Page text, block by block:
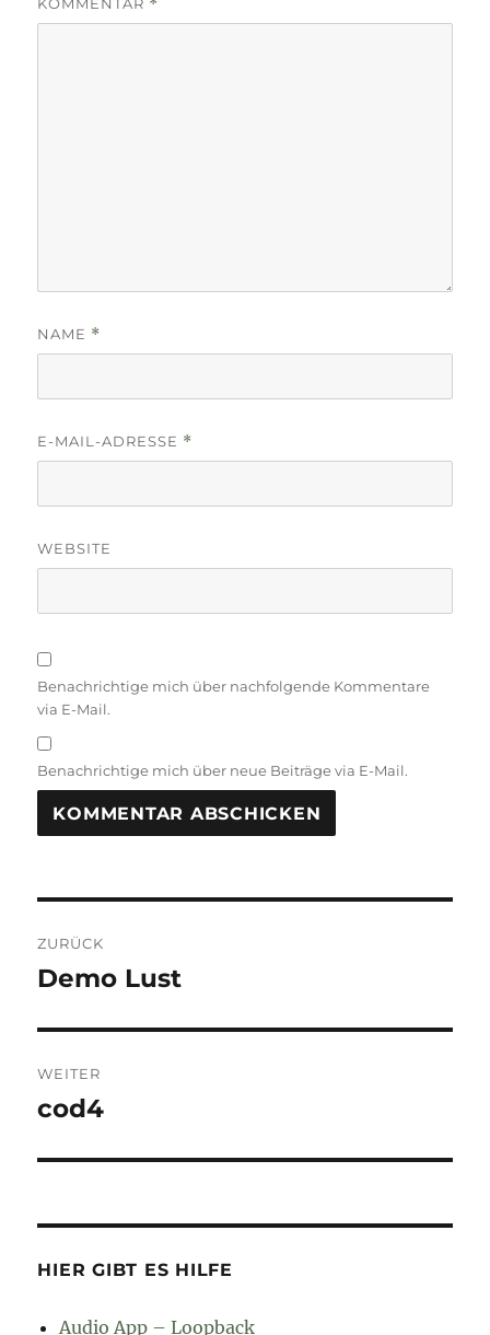
KOMMENTAR *
NAME *
E-MAIL-ADRESSE *
WEBSITE
Benachrichtige mich über nachfolgende Kommentare
via E-Mail.
Benachrichtige mich über neue Beiträge via E-Mail.
ZURÜCK
Vorheriger
Demo Lust
WEITER
Nächster
cod4
HIER GIBT ES HILFE
Audio App – Loopback